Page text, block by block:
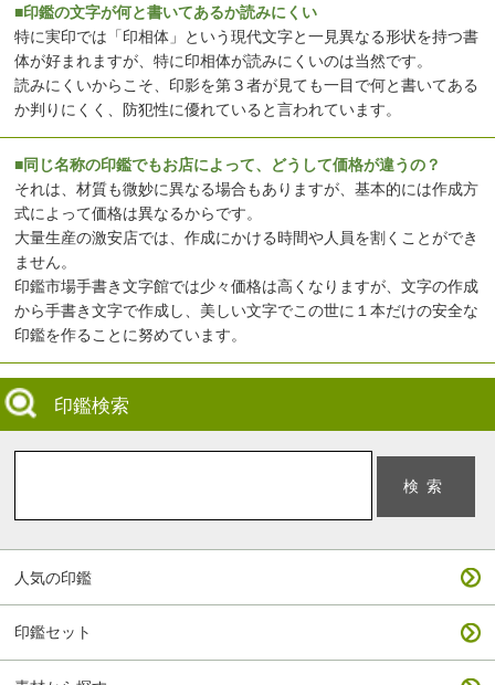
■印鑑の文字が何と書いてあるか読みにくい
特に実印では「印相体」という現代文字と一見異なる形状を持つ書
体が好まれますが、特に印相体が読みにくいのは当然です。
読みにくいからこそ、印影を第３者が見ても一目で何と書いてある
か判りにくく、防犯性に優れていると言われています。
■同じ名称の印鑑でもお店によって、どうして価格が違うの？
それは、材質も微妙に異なる場合もありますが、基本的には作成方
式によって価格は異なるからです。
大量生産の激安店では、作成にかける時間や人員を割くことができ
ません。
印鑑市場手書き文字館では少々価格は高くなりますが、文字の作成
から手書き文字で作成し、美しい文字でこの世に１本だけの安全な
印鑑を作ることに努めています。
印鑑検索
人気の印鑑
印鑑セット